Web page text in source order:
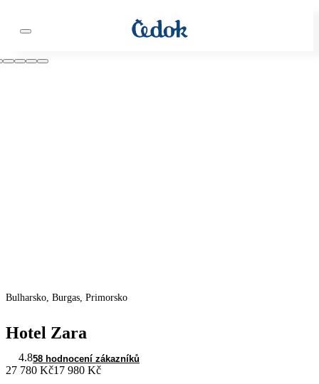
Bulharsko, Burgas, Primorsko
Hotel Zara
4.858 hodnocení zákazníků
27 780 Kč17 980 Kč